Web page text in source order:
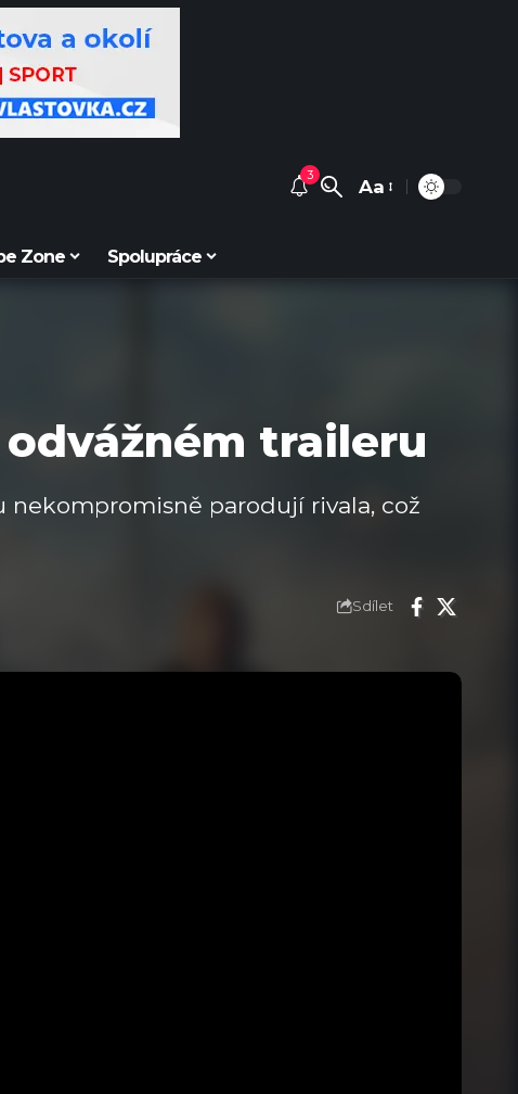
3
Aa
Zone Spolupráce
traileru
nekompromisně parodují rivala, což
Sdílet